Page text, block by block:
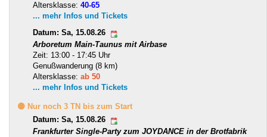
Altersklasse: 40-65
... mehr Infos und Tickets
Datum: Sa, 15.08.26
Arboretum Main-Taunus mit Airbase
Zeit: 13:00 - 17:45 Uhr
Genußwanderung (8 km)
Altersklasse: ab 50
... mehr Infos und Tickets
🟡 Nur noch 3 TN bis zum Start
Datum: Sa, 15.08.26
Frankfurter Single-Party zum JOYDANCE in der Brotfabrik